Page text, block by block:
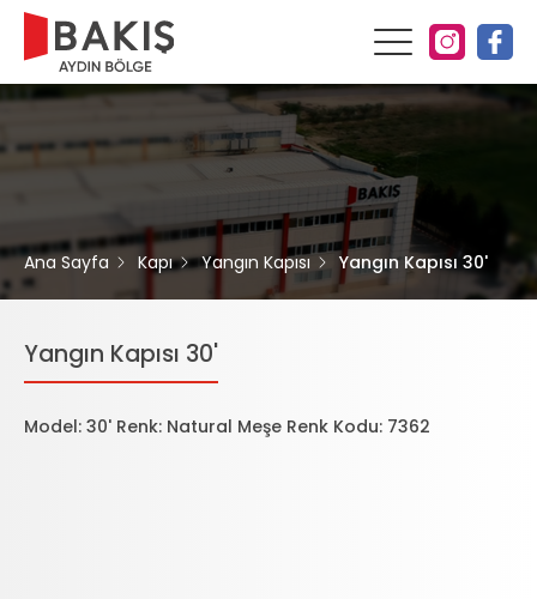
Ana Sayfa Kapı Yangın Kapısı Yangın Kapısı 30'
Yangın Kapısı 30'
Model: 30' Renk: Natural Meşe Renk Kodu: 7362